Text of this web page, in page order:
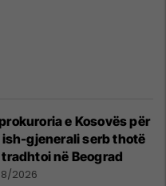
e Kosovës për
gjenerali serb thotë
në Beograd
2026